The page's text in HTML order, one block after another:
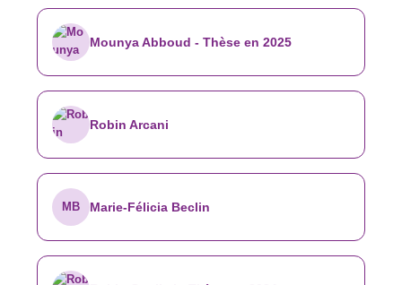
Mounya Abboud - Thèse en 2025
Robin Arcani
MB Marie-Félicia Beclin